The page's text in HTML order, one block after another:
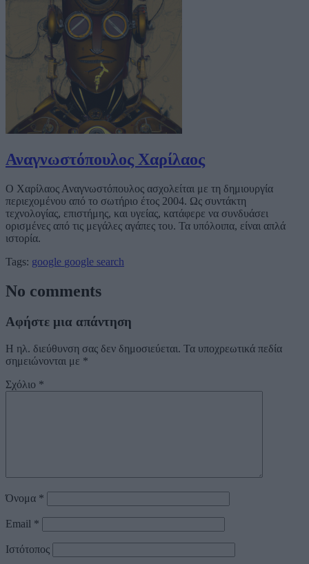
Αναγνωστόπουλος Χαρίλαος
Ο Χαρίλαος Αναγνωστόπουλος ασχολείται με τη δημιουργία
περιεχομένου από το σωτήριο έτος 2004. Ως συντάκτη
τεχνολογίας, επιστήμης, και υγείας, κατάφερε να συνδυάσει
ορισμένες από τις μεγάλες αγάπες του. Τα υπόλοιπα, είναι απλά
ιστορία.
Tags: google google search
No comments
Αφήστε μια απάντηση
Η ηλ. διεύθυνση σας δεν δημοσιεύεται. Τα υποχρεωτικά πεδία
σημειώνονται με *
Σχόλιο *
Όνομα *
Email *
Ιστότοπος